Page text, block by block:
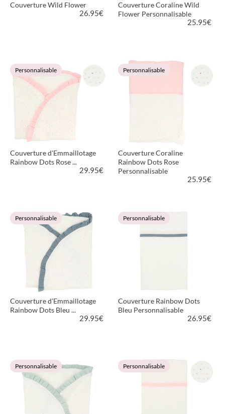
Couverture Wild Flower
26.95€
VOIR LE PRODUIT
Couverture Coraline Wild
Flower Personnalisable
25.95€
VOIR LE PRODUIT
Personnalisable
Couverture d'Emmaillotage
Rainbow Dots Rose ...
29.95€
VOIR LE PRODUIT
Personnalisable
Couverture Coraline
Rainbow Dots Rose
Personnalisable
25.95€
VOIR LE PRODUIT
Personnalisable
Couverture d'Emmaillotage
Rainbow Dots Bleu ...
29.95€
VOIR LE PRODUIT
Personnalisable
Couverture Rainbow Dots
Bleu Personnalisable
26.95€
VOIR LE PRODUIT
Personnalisable Personnalisable